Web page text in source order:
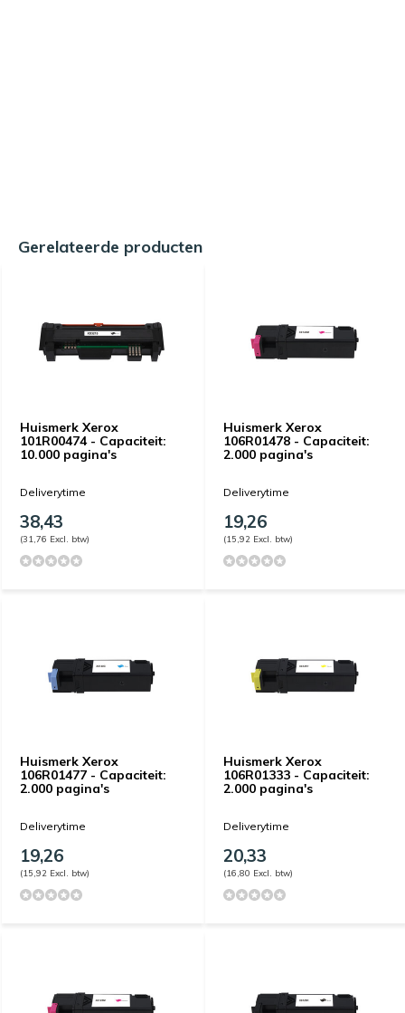
Gerelateerde producten
Huismerk Xerox
101R00474 - Capaciteit:
10.000 pagina's
Deliverytime
38,43
(31,76 Excl. btw)
Huismerk Xerox
106R01478 - Capaciteit:
2.000 pagina's
Deliverytime
19,26
(15,92 Excl. btw)
Huismerk Xerox
106R01477 - Capaciteit:
2.000 pagina's
Deliverytime
19,26
(15,92 Excl. btw)
Huismerk Xerox
106R01333 - Capaciteit:
2.000 pagina's
Deliverytime
20,33
(16,80 Excl. btw)